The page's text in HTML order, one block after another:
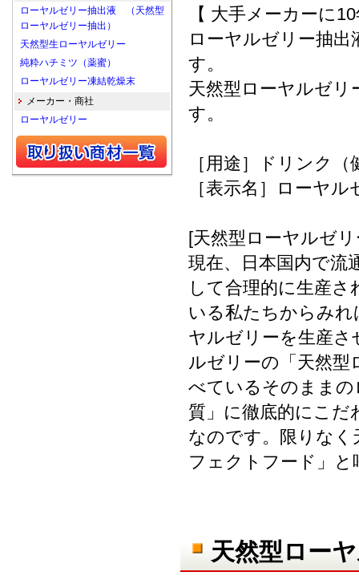
【 大手メーカーに
ローヤルゼリー抽
す。
天然型ローヤルゼリ
す。
［用途］ドリンク
［表示名］ローヤ
[天然型ローヤルゼ
現在、日本国内で流
して合理的に生産
いる私たちからみ
ヤルゼリーを生産
ルゼリーの「天然型
べているそのままの
質」に徹底的にこ
なのです。限りな
フェクトフード」
天然型ロー
ローヤルゼリー抽出液 （天然型
ローヤルゼリー抽出）
天然型生ローヤルゼリー
純粋ハチミツ（薬蜜）
ローヤルゼリー凍結乾燥末
メーカー・商社
ローヤルゼリー